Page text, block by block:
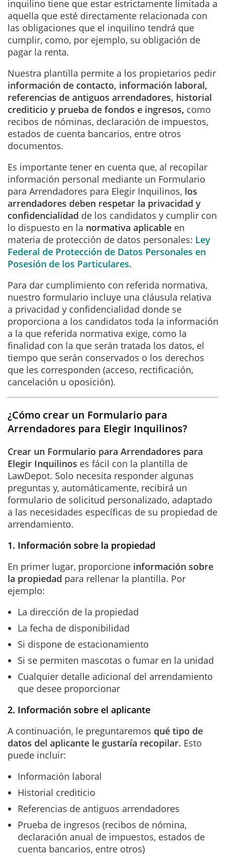
inquilino tiene que estar estrictamente limitada a
aquella que esté directamente relacionada con
las obligaciones que el inquilino tendrá que
cumplir, como, por ejemplo, su obligación de
pagar la renta.
Nuestra plantilla permite a los propietarios pedir
información de contacto, información laboral,
referencias de antiguos arrendadores, historial
crediticio y prueba de fondos e ingresos, como
recibos de nóminas, declaración de impuestos,
estados de cuenta bancarios, entre otros
documentos.
Es importante tener en cuenta que, al recopilar
información personal mediante un Formulario
para Arrendadores para Elegir Inquilinos, los
arrendadores deben respetar la privacidad y
confidencialidad de los candidatos y cumplir con
lo dispuesto en la normativa aplicable en
materia de protección de datos personales: Ley
Federal de Protección de Datos Personales en
Posesión de los Particulares.
Para dar cumplimiento con referida normativa,
nuestro formulario incluye una cláusula relativa
a privacidad y confidencialidad donde se
proporciona a los candidatos toda la información
a la que referida normativa exige, como la
finalidad con la que serán tratada los datos, el
tiempo que serán conservados o los derechos
que les corresponden (acceso, rectificación,
cancelación u oposición).
¿Cómo crear un Formulario para
Arrendadores para Elegir Inquilinos?
Crear un Formulario para Arrendadores para
Elegir Inquilinos es fácil con la plantilla de
LawDepot. Solo necesita responder algunas
preguntas y, automáticamente, recibirá un
formulario de solicitud personalizado, adaptado
a las necesidades específicas de su propiedad de
arrendamiento.
1. Información sobre la propiedad
En primer lugar, proporcione información sobre
la propiedad para rellenar la plantilla. Por
ejemplo:
La dirección de la propiedad
La fecha de disponibilidad
Si dispone de estacionamiento
Si se permiten mascotas o fumar en la unidad
Cualquier detalle adicional del arrendamiento
que desee proporcionar
2. Información sobre el aplicante
A continuación, le preguntaremos qué tipo de
datos del aplicante le gustaría recopilar. Esto
puede incluir:
Información laboral
Historial crediticio
Referencias de antiguos arrendadores
Prueba de ingresos (recibos de nómina,
declaración anual de impuestos, estados de
cuenta bancarios, entre otros)